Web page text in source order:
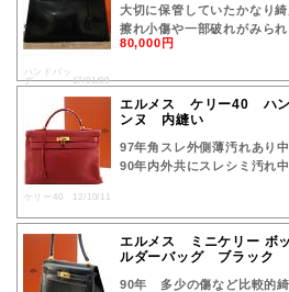
ハンドバッ
グ 17/01/09
大切に保管していたかなり
擦れ小傷や一部破れがみら
80,000円
ケリー40 12/10/11
エルメス ケリー40 ハ
ンヌ 内縫い
97年角スレ外側薄汚れあり
90年内外共にスレシミ汚れ
エルメス ミニケリー ボ
ルダーバッグ ブラック
90年 多少の傷など比較的